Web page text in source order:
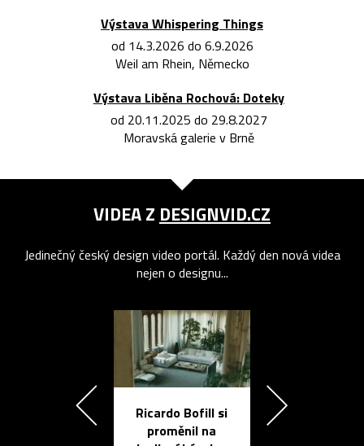
Výstava Whispering Things
od 14.3.2026 do 6.9.2026
Weil am Rhein, Německo
Výstava Liběna Rochová: Doteky
od 20.11.2025 do 29.8.2027
Moravská galerie v Brně
VIDEA Z DESIGNVID.CZ
Jedinečný český design video portál. Každý den nová videa
nejen o designu...
Ricardo Bofill si
proměnil na